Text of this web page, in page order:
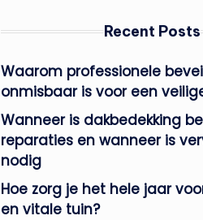
Recent Posts
Waarom professionele
onmisbaar is voor een
Wanneer is dakbedekking
reparaties en wanneer is
nodig
Hoe zorg je het hele jaar
en vitale tuin?